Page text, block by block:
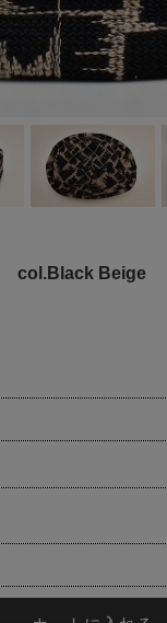
col.Black Beige